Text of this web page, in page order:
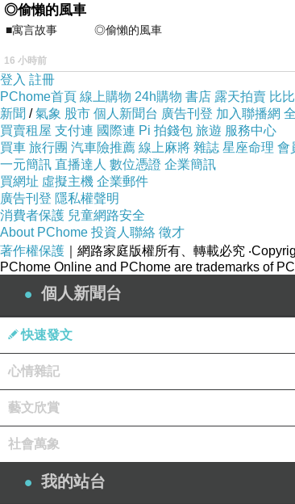
◎偷懶的風車
■寓言故事 ◎偷懶的風車 ⊕潘
16 小時前
登入 註冊
PChome首頁 線上購物 24h購物 書店 露天拍賣 比
新聞 /氣象 股市 個人新聞台 廣告刊登 加入聯播網
買賣租屋 支付連 國際連 Pi 拍錢包 旅遊 服務中心
買車 旅行團 汽車險推薦 線上麻將 雜誌 星座命理 會
一元簡訊 直播達人 數位憑證 企業簡訊
買網址 虛擬主機 企業郵件
廣告刊登 隱私權聲明
消費者保護 兒童網路安全
About PChome 投資人聯絡 徵才
著作權保護 ｜網路家庭版權所有、轉載必究
PChome Online and PChome are trademarks of
個人新聞台
快速發文
心情雜記
藝文欣賞
社會萬象
我的站台